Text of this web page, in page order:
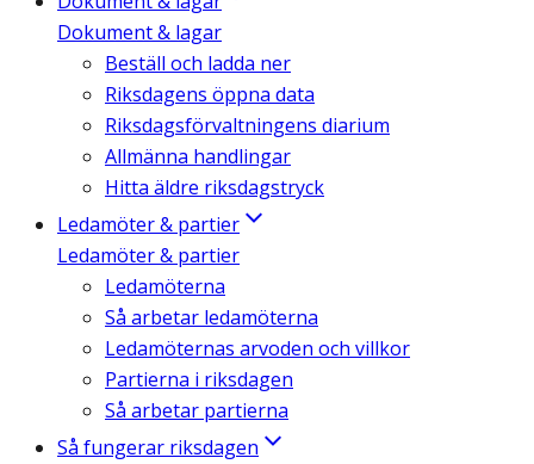
Dokument & lagar
Beställ och ladda ner
Riksdagens öppna data
Riksdagsförvaltningens diarium
Allmänna handlingar
Hitta äldre riksdagstryck
Ledamöter & partier
Ledamöter & partier
Ledamöterna
Så arbetar ledamöterna
Ledamöternas arvoden och villkor
Partierna i riksdagen
Så arbetar partierna
Så fungerar riksdagen